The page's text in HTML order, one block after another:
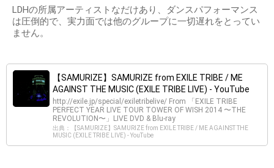
LDHの所属アーティストなだけあり、ダンスパフォーマンス
は圧倒的で、実力面では他のグループに一切遅れをとってい
ません。
【SAMURIZE】SAMURIZE from EXILE TRIBE / ME
AGAINST THE MUSIC (EXILE TRIBE LIVE) - YouTube
http://exile.jp/special/exiletribelive/ From 「EXILE TRIBE
PERFECT YEAR LIVE TOUR TOWER OF WISH 2014 〜THE
REVOLUTION〜」LIVE DVD & Blu-ray
出典：【SAMURIZE】SAMURIZE from EXILE TRIBE / ME AGAINST THE
MUSIC (EXILE TRIBE LIVE) - YouTube